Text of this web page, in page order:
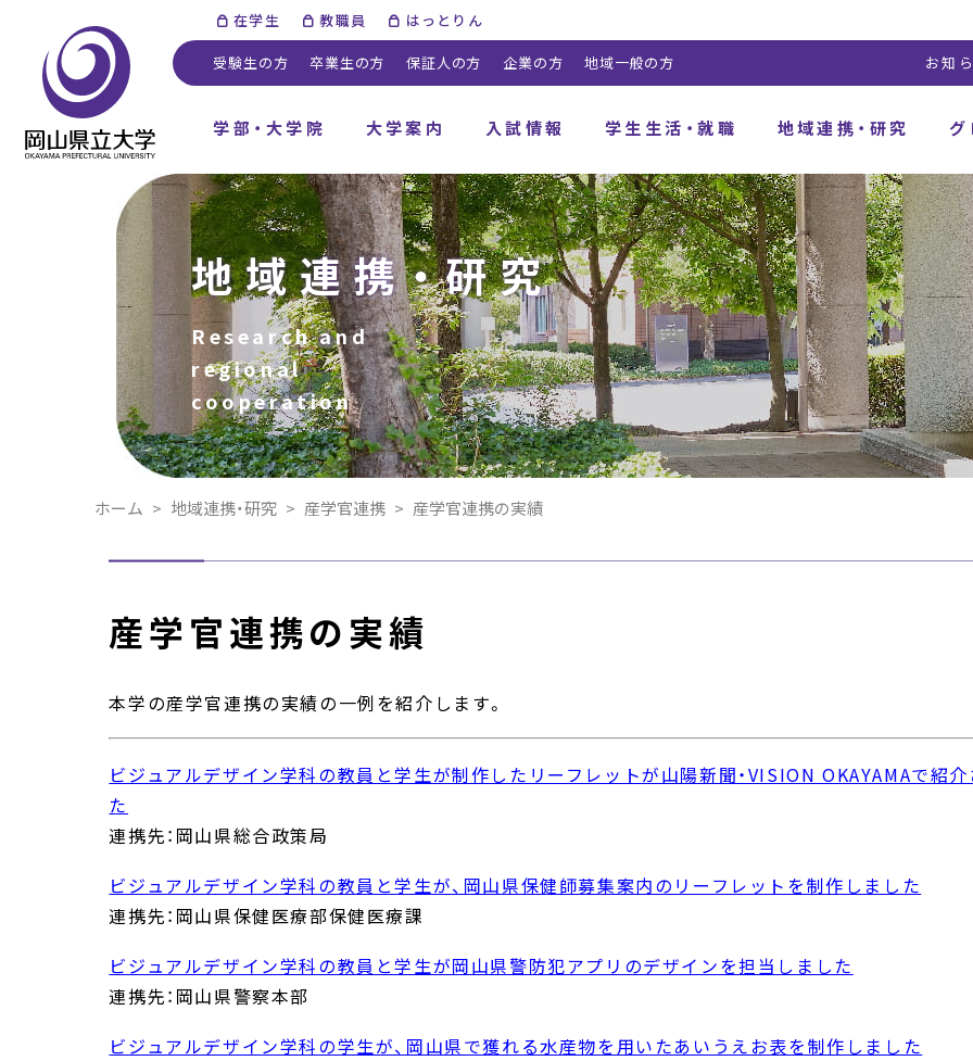
学部・大学院 大学案内 入試情報 学生生活・就職 地域連携・研究 グ
お知
受験生の方 卒業生の方 保証人の方 企業の方 地域一般の方
在学生 教職員 はっとりん
地域連携・研究
Research and
regional
cooperation
ホーム 地域連携・研究 産学官連携 産学官連携の実績
産学官連携の実績
本学の産学官連携の実績の一例を紹介します。
ビジュアルデザイン学科の教員と学生が制作したリーフレットが山陽新聞・VISION OKAYAMAで紹
た
連携先：岡山県総合政策局
ビジュアルデザイン学科の教員と学生が、岡山県保健師募集案内のリーフレットを制作しました
連携先：岡山県保健医療部保健医療課
ビジュアルデザイン学科の教員と学生が岡山県警防犯アプリのデザインを担当しました
連携先：岡山県警察本部
ビジュアルデザイン学科の学生が、岡山県で獲れる水産物を用いたあいうえお表を制作しました